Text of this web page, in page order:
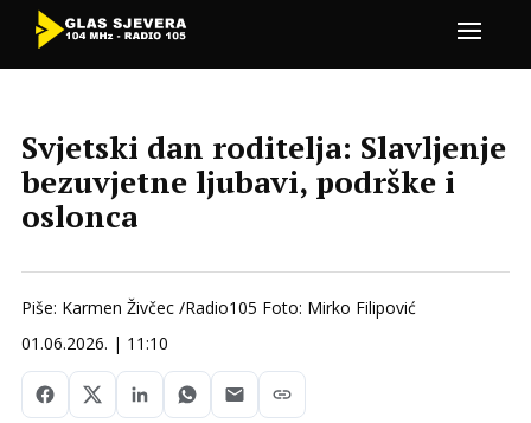
Svjetski dan roditelja: Slavljenje
bezuvjetne ljubavi, podrške i
oslonca
Piše: Karmen Živčec /Radio105 Foto: Mirko Filipović
01.06.2026. | 11:10